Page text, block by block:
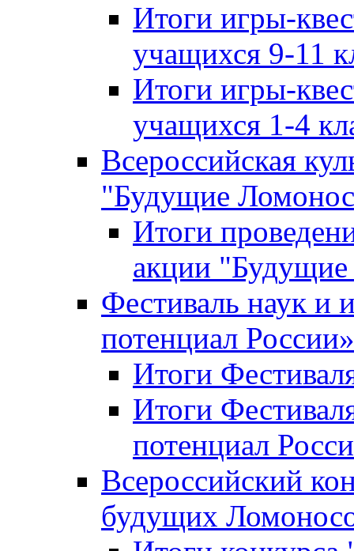
Итоги игры-
учащихся 9-11
Итоги игры-
учащихся 1-4
Всероссийская
"Будущие
Итоги
акции
Фестиваль наук и
потенциал России»
Итоги
Итоги
потенциал
Всероссийский
будущих